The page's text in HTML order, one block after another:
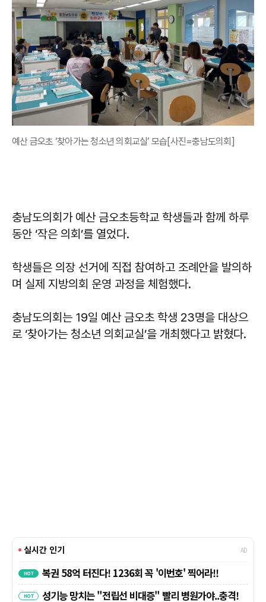
예산 금오초 ‘찾아가는 청소년 의회교실’ 모습[사진=충남도의회]
충남도의회가 예산 금오초등학교 학생들과 함께 하루
동안 ‘작은 의회’를 열었다.
학생들은 의장 선거에 직접 참여하고 조례안을 발의하
며 실제 지방의회 운영 과정을 체험했다.
충남도의회는 19일 예산 금오초 학생 23명을 대상으
로 ‘찾아가는 청소년 의회교실’을 개최했다고 밝혔다.